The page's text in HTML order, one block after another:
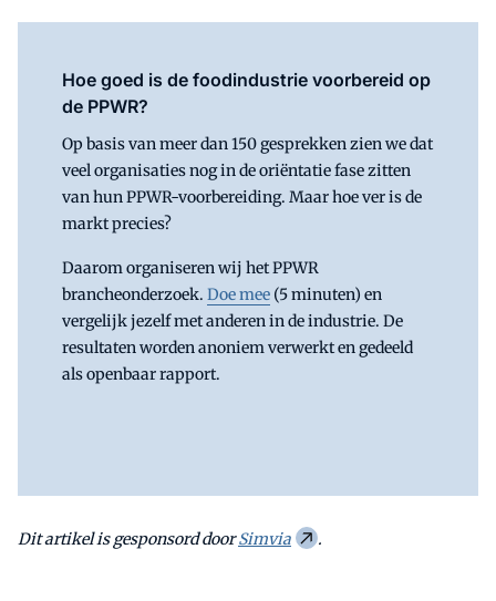
Hoe goed is de foodindustrie voorbereid op
de PPWR?
Op basis van meer dan 150 gesprekken zien we dat
veel organisaties nog in de oriëntatie fase zitten
van hun PPWR-voorbereiding. Maar hoe ver is de
markt precies?
Daarom organiseren wij het PPWR
brancheonderzoek. Doe mee (5 minuten) en
vergelijk jezelf met anderen in de industrie. De
resultaten worden anoniem verwerkt en gedeeld
als openbaar rapport.
Dit artikel is gesponsord doorSimvia .